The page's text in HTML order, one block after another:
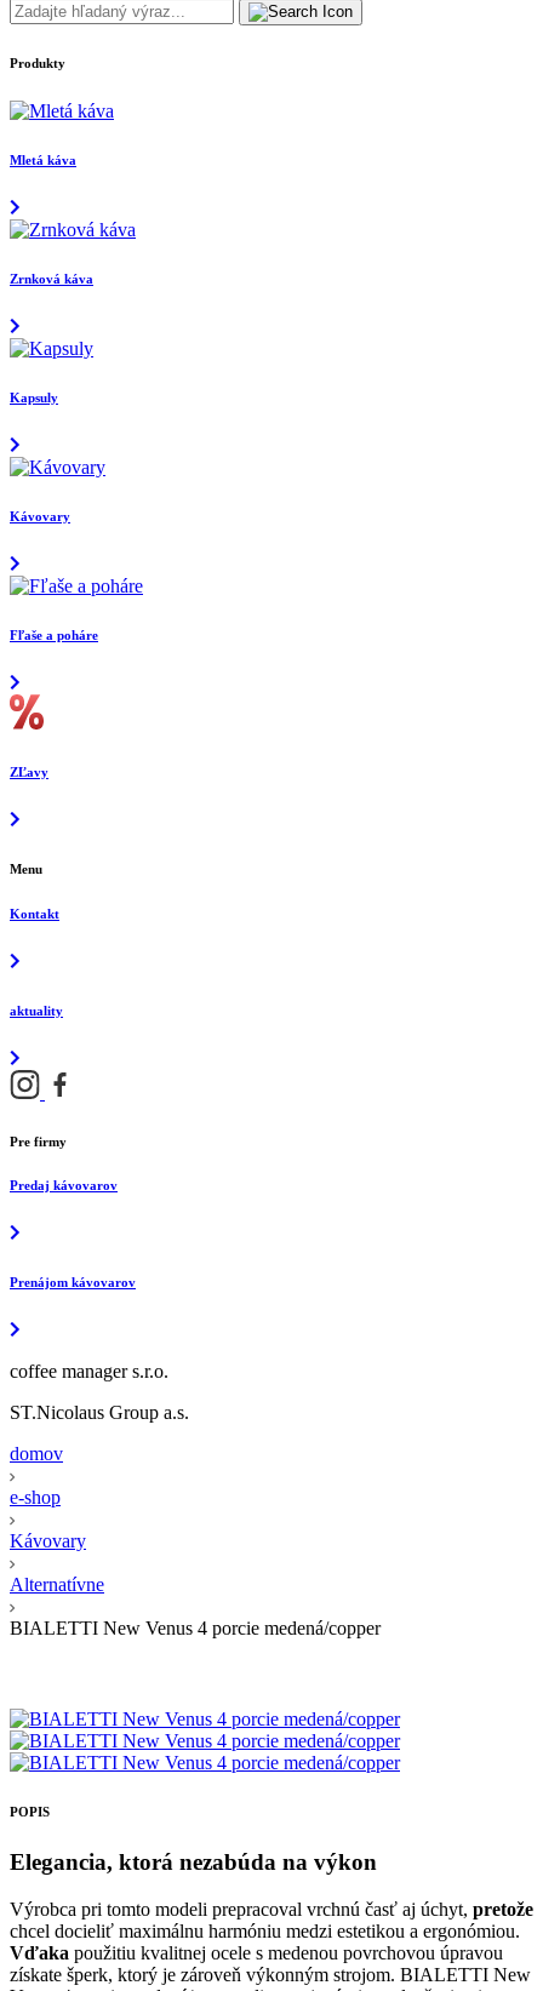
Produkty
Mletá káva
Zrnková káva
Kapsuly
Kávovary
Fľaše a poháre
ZĽavy
Menu
Kontakt
aktuality
Pre firmy
Predaj kávovarov
Prenájom kávovarov
coffee manager s.r.o.
ST.Nicolaus Group a.s.
domov
e-shop
Kávovary
Alternatívne
BIALETTI New Venus 4 porcie medená/copper
POPIS
Elegancia, ktorá nezabúda na výkon
Výrobca pri tomto modeli prepracoval vrchnú časť aj úchyt, pretože
chcel docieliť maximálnu harmóniu medzi estetikou a ergonómiou.
Vďaka použitiu kvalitnej ocele s medenou povrchovou úpravou
získate šperk, ktorý je zároveň výkonným strojom. BIALETTI New